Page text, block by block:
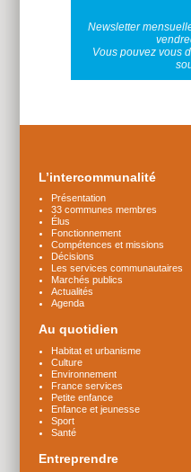
Newsletter
Vous pouvez vous
L’intercommunalité
Présentation
33 communes membres
Élus
Fonctionnement
Compétences et missions
Décisions
Les services communautaires
Marchés publics
Actualités
Agenda
Au quotidien
Habitat et urbanisme
Culture
Environnement
France services
Petite enfance
Enfance et jeunesse
Sport
Santé
Entreprendre